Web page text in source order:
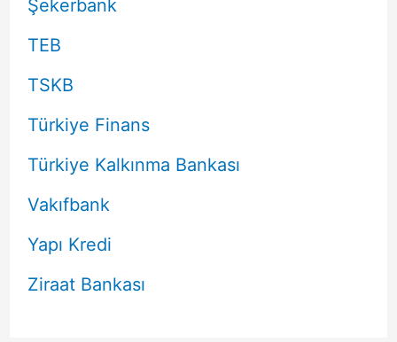
Şekerbank
TEB
TSKB
Türkiye Finans
Türkiye Kalkınma Bankası
Vakıfbank
Yapı Kredi
Ziraat Bankası